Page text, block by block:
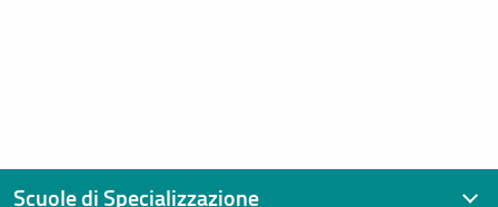
Scuole di Specializzazione